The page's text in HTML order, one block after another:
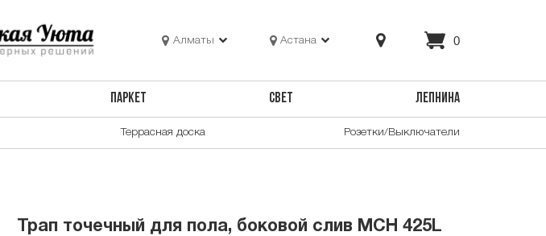
Алматы Астана 0
ПАРКЕТ СВЕТ ЛЕПНИНА
Террасная доска Розетки/Выключатели
Трап точечный для пола, боковой слив MCH 425L